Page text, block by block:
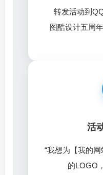
转发活动到
图酷设计五周
活
“我想为【我的
的LOGO